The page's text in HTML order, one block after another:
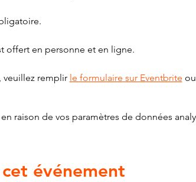
offert en personne et en ligne.
veuillez remplir le formulaire sur Eventbrite
raison de vos paramètres de données
événement